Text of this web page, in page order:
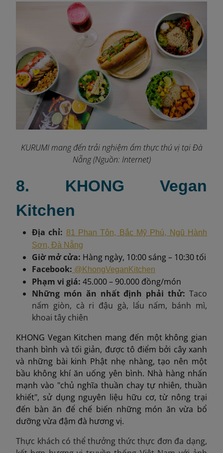
KURUMI mang đến trải nghiệm ẩm thực thú vị tại Đà
Nẵng (Nguồn: Internet)
8. KHONG Vegan
Kitchen
Địa chỉ: 81 Phan Tôn, Bắc Mỹ Phú, Ngũ Hành
Sơn, Đà Nẵng
Giờ mở cửa: Hàng ngày, 10:00 sáng – 10:30 tối
Facebook: @KhongVeganKitchen
Phạm vi giá: 45.000 – 90.000 đồng/món
Những món ăn nhất định phải thử:Taco
nấm giòn, cà ri đậu gà, lẩu nấm, bánh mì,
khoai tây chiên
KHONG Vegan Kitchen mang đến một không gian
thanh bình và tối giản, được tô điểm bởi cây xanh
và những bài kinh Phật nhẹ nhàng, tạo nên một
bầu không khí ăn uống yên bình. Nhà hàng nhấn
mạnh vào "chủ nghĩa thuần chay tự nhiên, thuần
khiết", sử dụng nguyên liệu hữu cơ, từ nông trại
đến bàn ăn để chế biến những món ăn vừa bổ
dưỡng vừa đậm đà hương vị.
Thực khách có thể thưởng thức thực đơn đa dạng,